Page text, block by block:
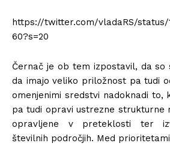
https://twitter.com/vladaRS/status/
60?s=20
Černač je ob tem izpostavil, da so
da imajo veliko priložnost pa tudi
omenjenimi sredstvi nadoknadi to,
pa tudi opravi ustrezne strukturne
opravljene v preteklosti ter
številnih področjih. Med